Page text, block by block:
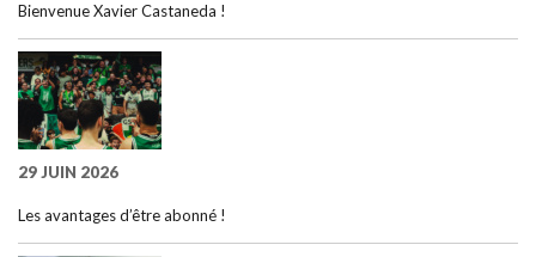
Bienvenue Xavier Castaneda !
29 JUIN 2026
Les avantages d’être abonné !